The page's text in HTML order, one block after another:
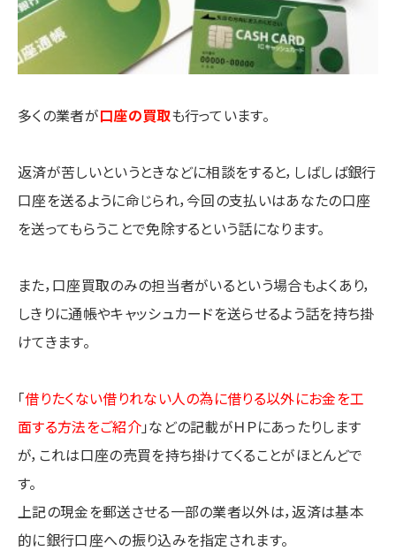
多くの業者が口座の買取も行っています。
返済が苦しいというときなどに相談をすると，しばしば銀行
口座を送るように命じられ，今回の支払いはあなたの口座
を送ってもらうことで免除するという話になります。
また，口座買取のみの担当者がいるという場合もよくあり，
しきりに通帳やキャッシュカードを送らせるよう話を持ち掛
けてきます。
「借りたくない借りれない人の為に借りる以外にお金を工
面する方法をご紹介」などの記載がＨＰにあったりします
が，これは口座の売買を持ち掛けてくることがほとんどで
す。
上記の現金を郵送させる一部の業者以外は，返済は基本
的に銀行口座への振り込みを指定されます。